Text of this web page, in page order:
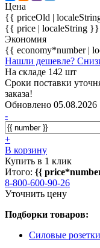
Цена
{{ priceOld |
{{ price | localeString }}
Экономия
{{ economy*number |
Нашли дешевле?
На складе 142 шт
Сроки поставки
заказа!
Обновлено 05.08.2026
-
+
В корзину
Купить в 1 клик
Итого: {{
8-800-600-90-26
Уточнить цену
Подборки товаров:
Силовые